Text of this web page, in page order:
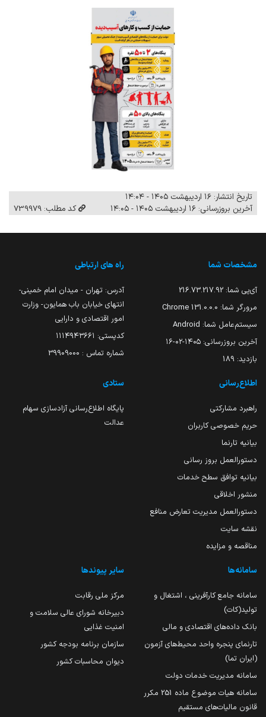
تاریخ انتشار: ۱۶ اردیبهشت ۱۴۰۵ - ۱۴:۰۴
آخرین بروزرسانی: ۱۶ اردیبهشت ۱۴۰۵ - ۱۴:۰۵
کد مطلب: 739979
مشخصات شما
آی‌پی شما: 216.73.217.92
مرورگر شما: 131.0.0.0 Chrome
سیستم‌عامل شما: Android
آخرین بروزرسانی: ۱۴۰۵-۰۲-۱۶
بازدید: 189
راه های ارتباطی
آدرس: تهران - میدان امام خمینی-
انتهای خیابان باب همایون- وزارت
امور اقتصادی و دارایی
کدپستی: ۱۱۱۴۹۴۳۶۶۱
شماره تماس : 39909000
اطلاع‌رسانی
راهبرد مشارکتی
حریم خصوصی کاربران
بیانیه تارنما
دستورالعمل بروز رسانی
بیانیه توافق سطح خدمات
منشور اخلاقی
دستورالعمل مدیریت تعارض منافع
نقشه سایت
مناقصه و مزایده
ستادی
پایگاه اطلاع‌رسانی آزادسازی سهام
عدالت
سامانه‌ها
سامانه جامع کارآفرینی ، اشتغال و
تولید(کات)
بانک داده‌های اقتصادی و مالی
تارنمای پنجره واحد محیط‌های آزمون
(ایران تما)
سامانه مدیریت خدمات دولت
سامانه هیات موضوع ماده 251 مکرر
قانون مالیات‌های مستقیم
سایر پیوندها
مرکز ملی رقابت
دبیرخانه شورای عالی سلامت و
امنیت غذایی
سازمان برنامه بودجه کشور
دیوان محاسبات کشور